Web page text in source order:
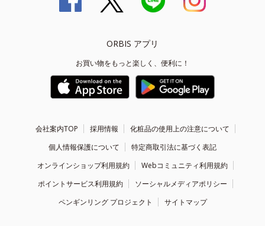
ORBIS アプリ
お買い物をもっと楽しく、便利に！
会社案内TOP 採用情報
化粧品の使用上の注意について
個人情報保護について
特定商取引法に基づく表記
オンラインショップ利用規約
Webコミュニティ利用規約
ポイントサービス利用規約
ソーシャルメディアポリシー
ペンギンリング プロジェクト
サイトマップ